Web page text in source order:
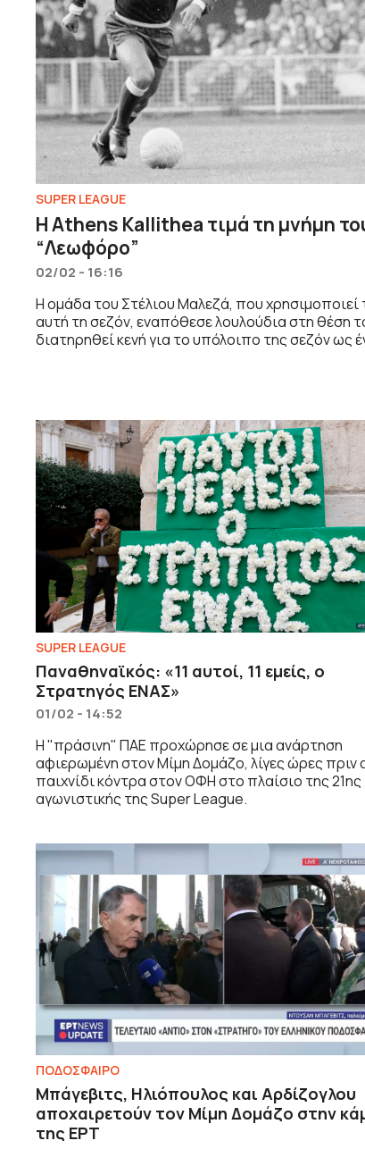
SUPER LEAGUE
Η Athens Kallithea τιμά τη μνήμη
“Λεωφόρο”
02/02 - 16:16
Η ομάδα του Στέλιου Μαλεζά, που
αυτή τη σεζόν, εναπόθεσε λουλούδια στη θέση
διατηρηθεί κενή για το υπόλοιπο της σεζόν ως
SUPER LEAGUE
Παναθηναϊκός: «11 αυτοί, 11 εμείς, ο
Στρατηγός ΕΝΑΣ»
01/02 - 14:52
Η "πράσινη" ΠΑΕ προχώρησε σε μια ανάρτηση
αφιερωμένη στον Μίμη Δομάζο, λίγες ώρες πριν
παιχνίδι κόντρα στον ΟΦΗ στο πλαίσιο της 21ης
αγωνιστικής της Super League.
ΠΟΔΟΣΦΑΙΡΟ
Μπάγεβιτς, Ηλιόπουλος και Αρδίζογλου
αποχαιρετούν τον Μίμη Δομάζο στην
της ΕΡΤ